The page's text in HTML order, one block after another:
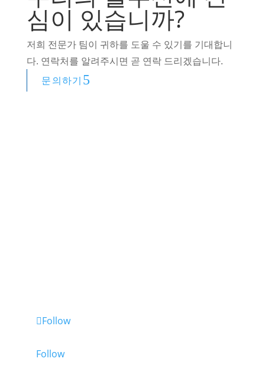
심이 있습니까?
저희 전문가 팀이 귀하를 도울 수 있기를 기대합니
다. 연락처를 알려주시면 곧 연락 드리겠습니다.
문의하기
Follow
Follow